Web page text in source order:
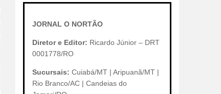
JORNAL O NORTÃO
Diretor e Editor: Ricardo Júnior – DRT
0001778/RO
Sucursais: Cuiabá/MT | Aripuanã/MT |
Rio Branco/AC | Candeias do